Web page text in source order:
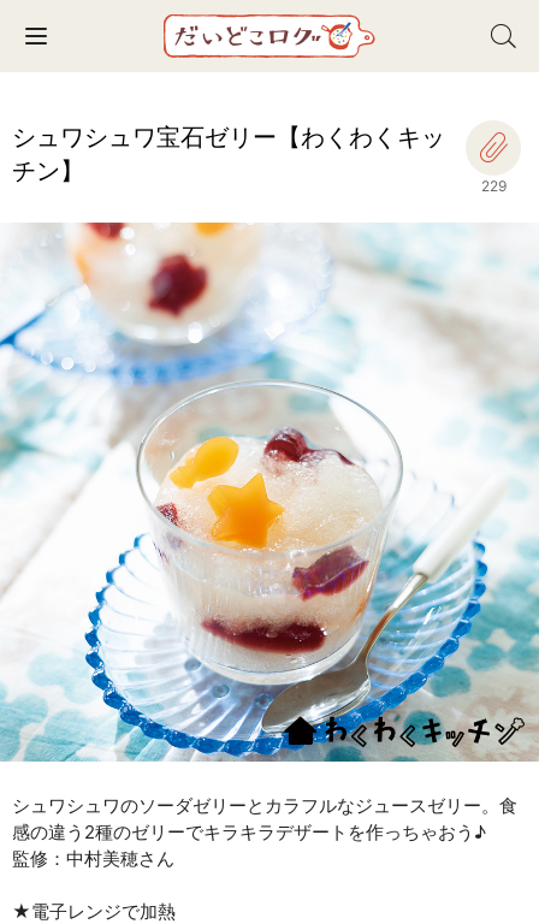
Toggle navigation
シュワシュワ宝石ゼリー【わくわくキッ
チン】
229
シュワシュワのソーダゼリーとカラフルなジュースゼリー。食
感の違う2種のゼリーでキラキラデザートを作っちゃおう♪
監修：中村美穂さん
★電子レンジで加熱